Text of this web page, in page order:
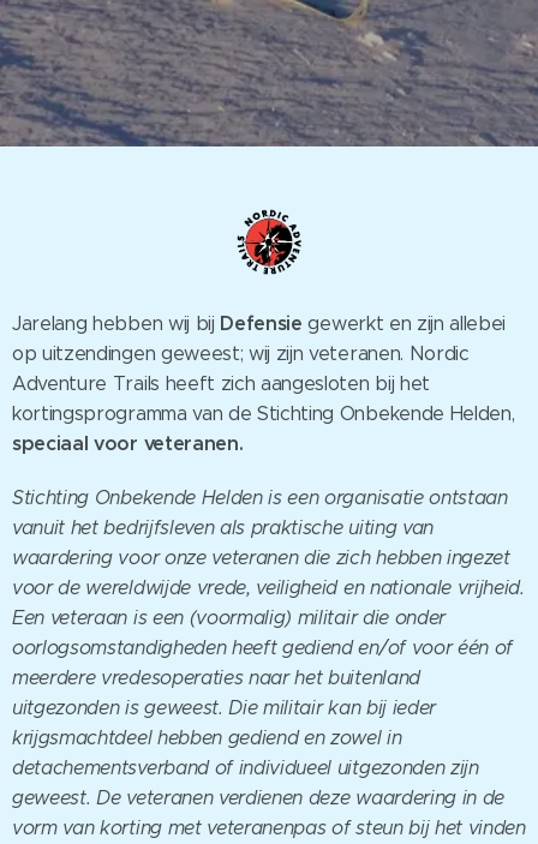
Jarelang hebben wij bij Defensie gewerkt en zijn allebei
op uitzendingen geweest; wij zijn veteranen. Nordic
Adventure Trails heeft zich aangesloten bij het
kortingsprogramma van de Stichting Onbekende Helden,
speciaal voor veteranen.
Stichting Onbekende Helden is een organisatie ontstaan
vanuit het bedrijfsleven als praktische uiting van
waardering voor onze veteranen die zich hebben ingezet
voor de wereldwijde vrede, veiligheid en nationale vrijheid.
Een veteraan is een (voormalig) militair die onder
oorlogsomstandigheden heeft gediend en/of voor één of
meerdere vredesoperaties naar het buitenland
uitgezonden is geweest. Die militair kan bij ieder
krijgsmachtdeel hebben gediend en zowel in
detachementsverband of individueel uitgezonden zijn
geweest. De veteranen verdienen deze waardering in de
vorm van korting met veteranenpas of steun bij het vinden